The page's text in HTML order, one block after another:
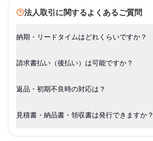
法人取引に関するよくあるご質問
納期・リードタイムはどれくらいですか？
請求書払い（後払い）は可能ですか？
返品・初期不良時の対応は？
見積書・納品書・領収書は発行できますか？